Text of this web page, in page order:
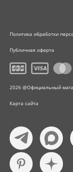
Политика обработки
Публичная оферта
2026 @Официальный
Карта сайта